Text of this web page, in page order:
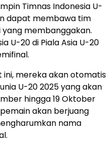
Timnas Indonesia U-
dapat membawa tim
membanggakan.
U-20 di Piala Asia U-20
mereka akan otomatis
U-20 2025 yang akan
hingga 19 Oktober
akan berjuang
nama